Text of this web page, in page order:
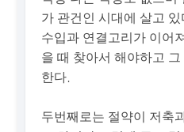
가 관건인 시대에 살고
수입과 연결고리가 이어
을 때 찾아서 해야하고
한다.
두번째로는 절약이 저축